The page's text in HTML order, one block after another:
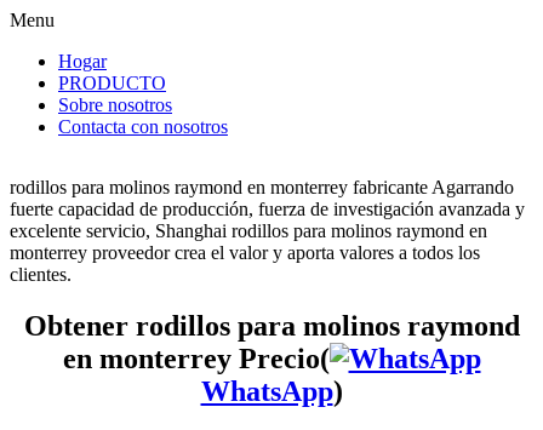
Menu
Hogar
PRODUCTO
Sobre nosotros
Contacta con nosotros
rodillos para molinos raymond en monterrey fabricante Agarrando
fuerte capacidad de producción, fuerza de investigación avanzada y
excelente servicio, Shanghai rodillos para molinos raymond en
monterrey proveedor crea el valor y aporta valores a todos los
clientes.
Obtener rodillos para molinos raymond
en monterrey Precio(
WhatsApp)